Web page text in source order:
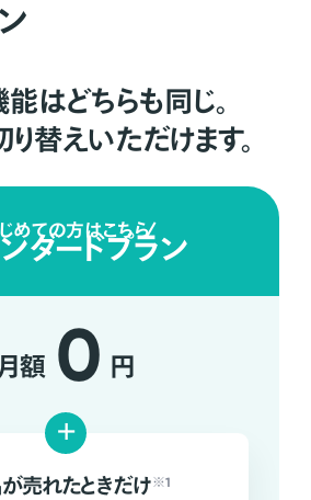
はどちらも同じ。
替えいただけます。
めての方はこちら
ダードプラン
額 0 円
+
売れたときだけ ※1